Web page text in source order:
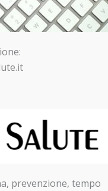
prevenzione, tempo